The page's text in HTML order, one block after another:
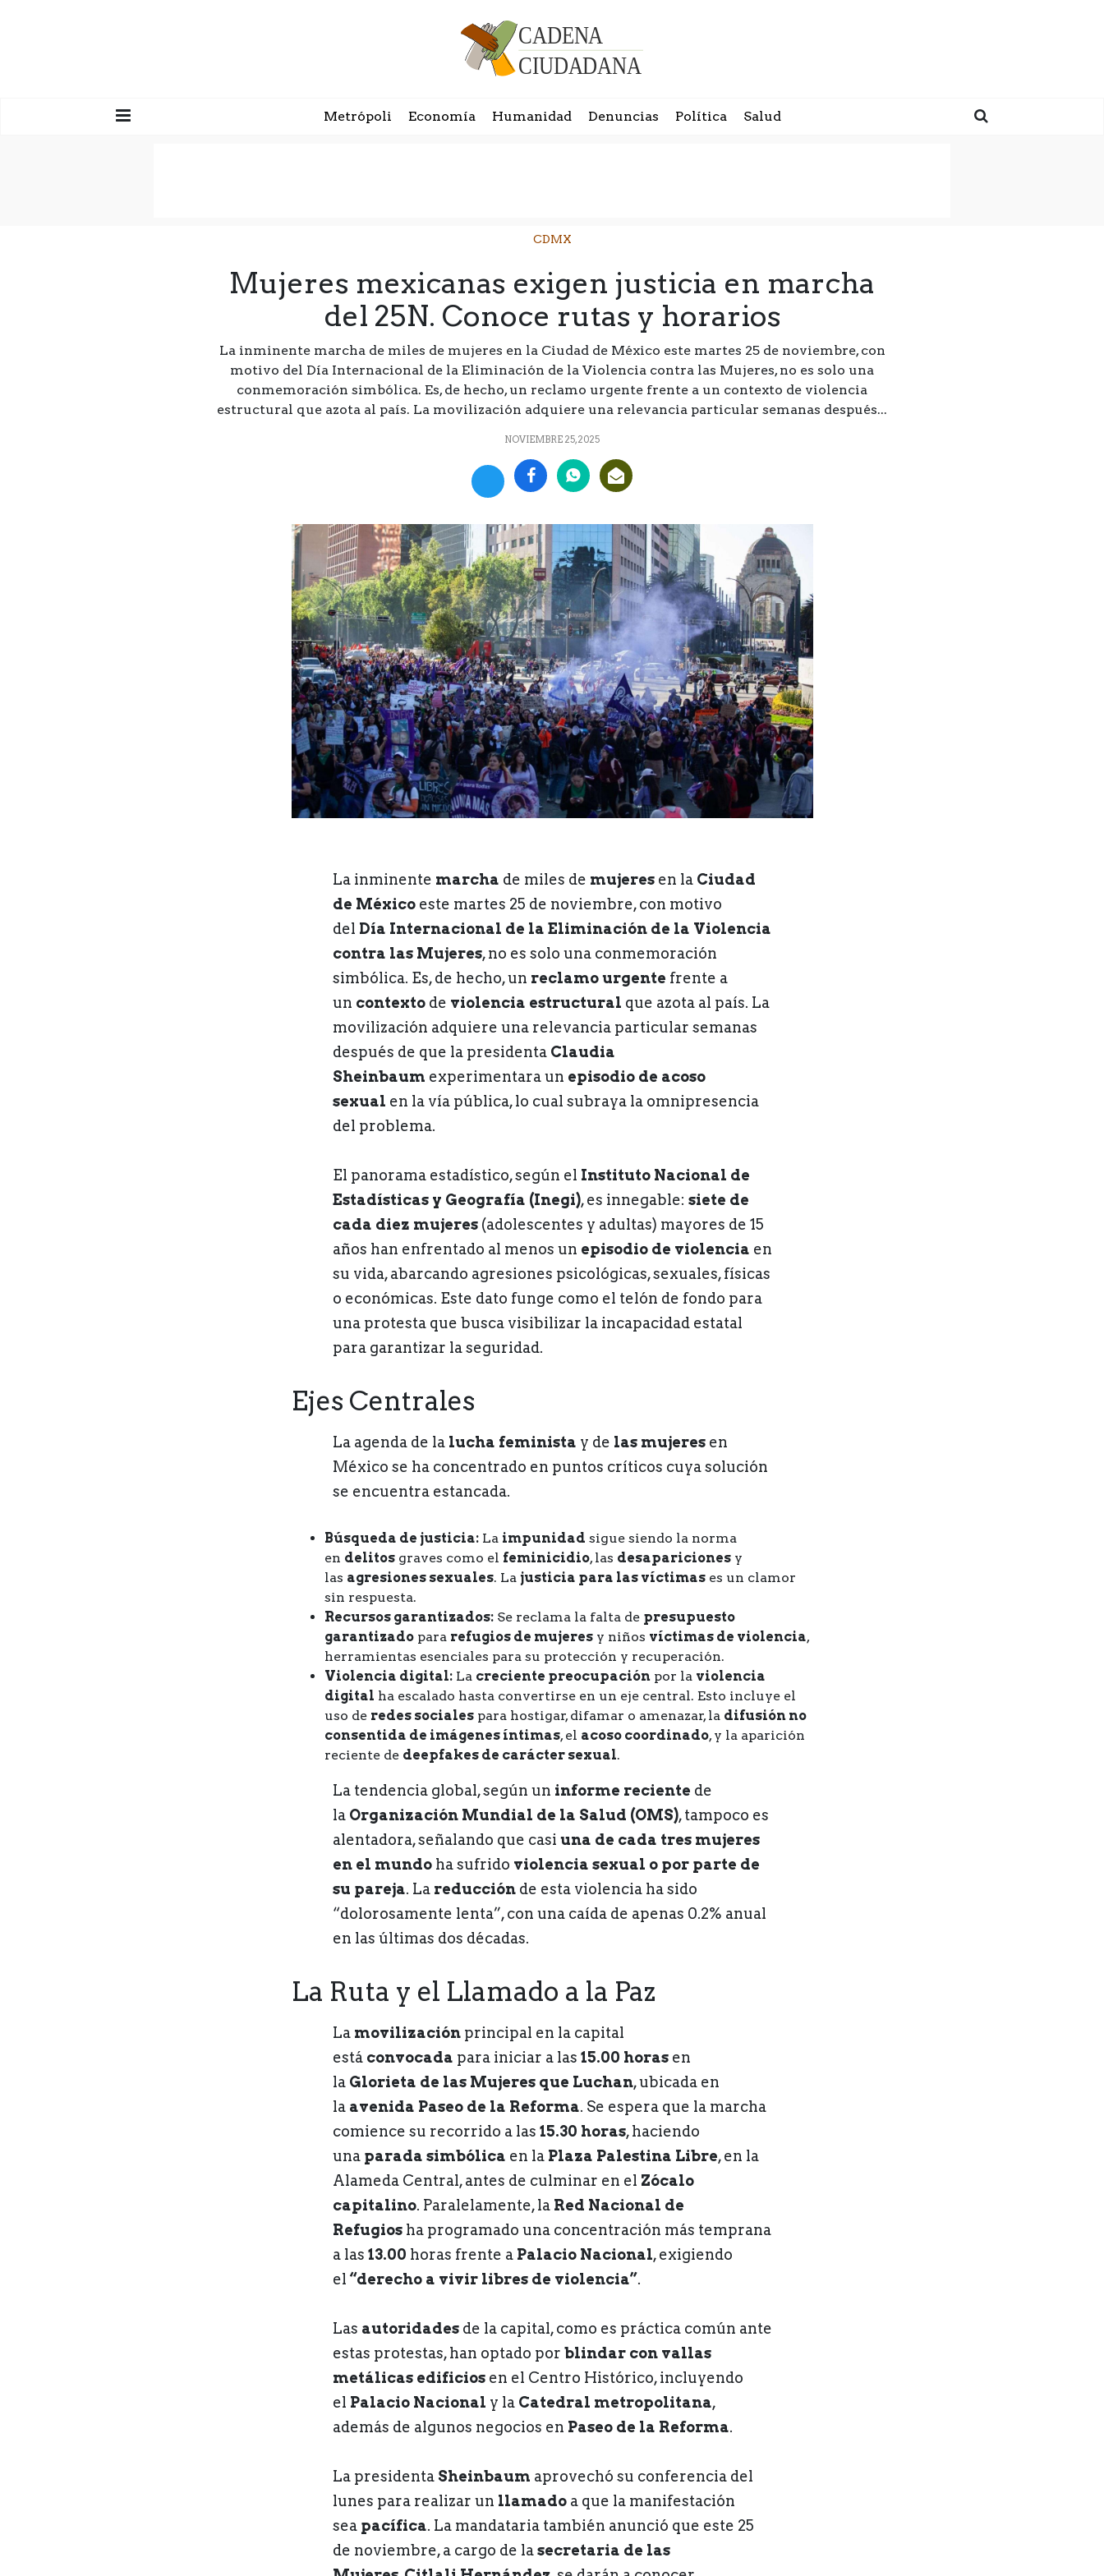
Metrópoli Economía Humanidad Denuncias Política Salud
CDMX
Mujeres mexicanas exigen justicia en marcha
del 25N. Conoce rutas y horarios
La inminente marcha de miles de mujeres en la Ciudad de México este martes 25 de noviembre, con
motivo del Día Internacional de la Eliminación de la Violencia contra las Mujeres, no es solo una
conmemoración simbólica. Es, de hecho, un reclamo urgente frente a un contexto de violencia
estructural que azota al país. La movilización adquiere una relevancia particular semanas después...
NOVIEMBRE 25, 2025
La inminente marcha de miles de mujeresen la Ciudad
de Méxicoeste martes 25 de noviembre, con motivo
del Día Internacional de la Eliminación de la Violencia
contra las Mujeres, no es solo una conmemoración
simbólica. Es, de hecho, un reclamo urgente frente a
un contextode violencia estructural que azota al país. La
movilización adquiere una relevancia particular semanas
después de que la presidenta Claudia
Sheinbaum experimentara un episodio de acoso
sexual en la vía pública, lo cual subraya la omnipresencia
del problema.
El panorama estadístico, según el Instituto Nacional de
Estadísticas y Geografía (Inegi), es innegable: siete de
cada diez mujeres(adolescentes y adultas) mayores de 15
años han enfrentado al menos un episodio de violencia en
su vida, abarcando agresiones psicológicas, sexuales, físicas
o económicas. Este dato funge como el telón de fondo para
una protesta que busca visibilizar la incapacidad estatal
para garantizar la seguridad.
Ejes Centrales
La agenda de la lucha feminista y de las mujeresen
México se ha concentrado en puntos críticos cuya solución
se encuentra estancada.
Búsqueda de justicia:La impunidad sigue siendo la norma
en delitosgraves como el feminicidio, las desaparicionesy
las agresiones sexuales. La justicia para las víctimases un clamor
sin respuesta.
Recursos garantizados:Se reclama la falta de presupuesto
garantizadopara refugios de mujeresy niños víctimas de violencia,
herramientas esenciales para su protección y recuperación.
Violencia digital:La creciente preocupaciónpor la violencia
digital ha escalado hasta convertirse en un eje central. Esto incluye el
uso de redes socialespara hostigar, difamar o amenazar, la difusión no
consentida de imágenes íntimas, el acoso coordinado, y la aparición
reciente de deepfakes de carácter sexual.
La tendencia global, según un informe reciente de
la Organización Mundial de la Salud (OMS), tampoco es
alentadora, señalando que casi una de cada tres mujeres
en el mundoha sufrido violencia sexual o por parte de
su pareja. La reducciónde esta violencia ha sido
“dolorosamente lenta”, con una caída de apenas 0.2% anual
en las últimas dos décadas.
La Ruta y el Llamado a la Paz
La movilizaciónprincipal en la capital
está convocada para iniciar a las 15.00 horasen
la Glorieta de las Mujeres que Luchan, ubicada en
la avenida Paseo de la Reforma. Se espera que la marcha
comience su recorrido a las 15.30 horas, haciendo
una parada simbólica en la Plaza Palestina Libre, en la
Alameda Central, antes de culminar en el Zócalo
capitalino. Paralelamente, la Red Nacional de
Refugiosha programado una concentración más temprana
a las 13.00 horas frente a Palacio Nacional, exigiendo
el “derecho a vivir libres de violencia”.
Las autoridadesde la capital, como es práctica común ante
estas protestas, han optado por blindar con vallas
metálicas edificiosen el Centro Histórico, incluyendo
el Palacio Nacional y la Catedral metropolitana,
además de algunos negocios en Paseo de la Reforma.
La presidenta Sheinbaum aprovechó su conferencia del
lunes para realizar un llamadoa que la manifestación
sea pacífica. La mandataria también anunció que este 25
de noviembre, a cargo de lasecretaria de las